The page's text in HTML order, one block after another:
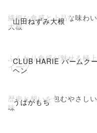
山田ねずみ大根
繊細な食感と上品な味わ
大根
CLUB HARIE バームク
ヘン
ふんわり食感が魅せる極
イーツ
うばがもち
歴史と想いを包むやさし
味